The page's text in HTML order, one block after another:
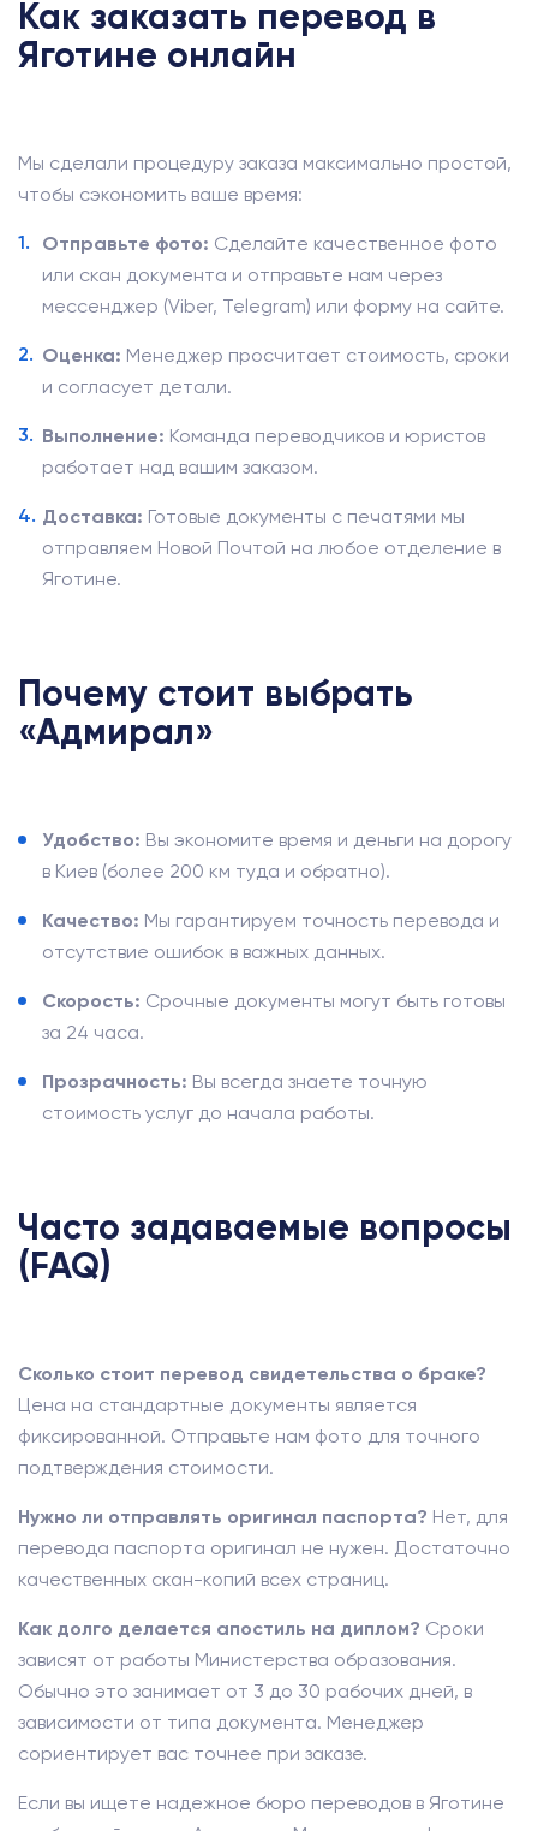
Как заказать перевод в
Яготине онлайн
Мы сделали процедуру заказа максимально простой,
чтобы сэкономить ваше время:
Отправьте фото: Сделайте качественное фото
или скан документа и отправьте нам через
мессенджер (Viber, Telegram) или форму на сайте.
Оценка: Менеджер просчитает стоимость, сроки
и согласует детали.
Выполнение: Команда переводчиков и юристов
работает над вашим заказом.
Доставка: Готовые документы с печатями мы
отправляем Новой Почтой на любое отделение в
Яготине.
Почему стоит выбрать
«Адмирал»
Удобство: Вы экономите время и деньги на дорогу
в Киев (более 200 км туда и обратно).
Качество: Мы гарантируем точность перевода и
отсутствие ошибок в важных данных.
Скорость: Срочные документы могут быть готовы
за 24 часа.
Прозрачность: Вы всегда знаете точную
стоимость услуг до начала работы.
Часто задаваемые вопросы
(FAQ)
Сколько стоит перевод свидетельства о браке?
Цена на стандартные документы является
фиксированной. Отправьте нам фото для точного
подтверждения стоимости.
Нужно ли отправлять оригинал паспорта? Нет, для
перевода паспорта оригинал не нужен. Достаточно
качественных скан-копий всех страниц.
Как долго делается апостиль на диплом? Сроки
зависят от работы Министерства образования.
Обычно это занимает от 3 до 30 рабочих дней, в
зависимости от типа документа. Менеджер
сориентирует вас точнее при заказе.
Если вы ищете надежное бюро переводов в Яготине